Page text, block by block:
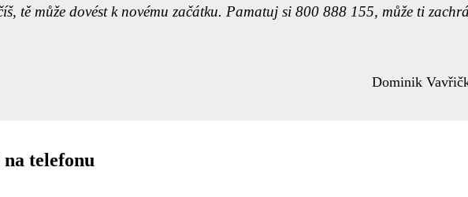
tě může dovést k novému začátku. Pamatuj si 800 888 155, může ti
Dominik
telefonu